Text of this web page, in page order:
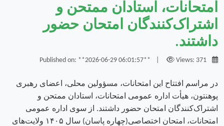
امتحانات، استادان ممتحن و
اشتراک‌کنندگان امتحان حضور
داشتند.
Views: 371
در مراسم افتتاح این امتحانات، مسؤولین محلی، اعضای رهبری
پوهنتون، هیأت اداره عمومی امتحانات، استادان ممتحن و
اشتراک‌کنندگان امتحان حضور داشتند. از سوی اداره عمومی
امتحانات، امتحان اختصاصی(چهاره پاسان) سال ۱۴۰۵ ولایت‌های